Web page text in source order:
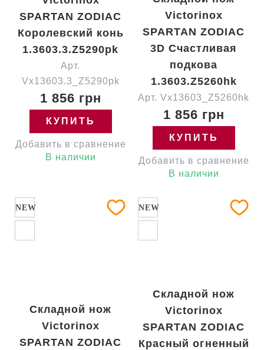
SPARTAN ZODIAC
Королевский конь
1.3603.3.Z5290pk
Арт.
Vx13603.3_Z5290pk
1 856 грн
КУПИТЬ
Добавить в сравнение
В наличии
Victorinox
SPARTAN ZODIAC
3D Счастливая
подкова
1.3603.Z5260hk
Арт. Vx13603_Z5260hk
1 856 грн
КУПИТЬ
Добавить в сравнение
В наличии
NEW
Складной нож
Victorinox
SPARTAN ZODIAC
NEW
Складной нож
Victorinox
SPARTAN ZODIAC
Красный огненный